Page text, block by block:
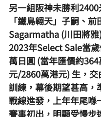
另一組阪神未勝利
「鐵鳥翱天」子嗣、
Sagarmatha (川田將
2023年Select Sale當
萬日圓 (當年匯價約
元/2860萬港元) 生，
訓練，幕後期望甚高，
戰線進發，上年年尾喺
賽事初出，明顯受慢步